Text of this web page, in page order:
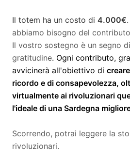
Il totem ha un costo di 4.000€
abbiamo bisogno del
Il vostro sostegno è un segno
gratitudine. Ogni contributo,
avvicinerà all'obiettivo di
ricordo e di consapevolezza,
virtualmente ai rivoluzionari
l'ideale di una Sardegna
Scorrendo, potrai leggere la
rivoluzionari.